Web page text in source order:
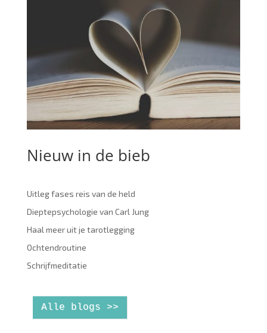
Nieuw in de bieb
Uitleg fases reis van de held
Dieptepsychologie van Carl Jung
Haal meer uit je tarotlegging
Ochtendroutine
Schrijfmeditatie
Alle blogs >>